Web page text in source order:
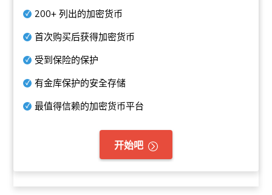
200+ 列出的加密货币
首次购买后获得加密货币
受到保险的保护
有金库保护的安全存储
最值得信赖的加密货币平台
开始吧